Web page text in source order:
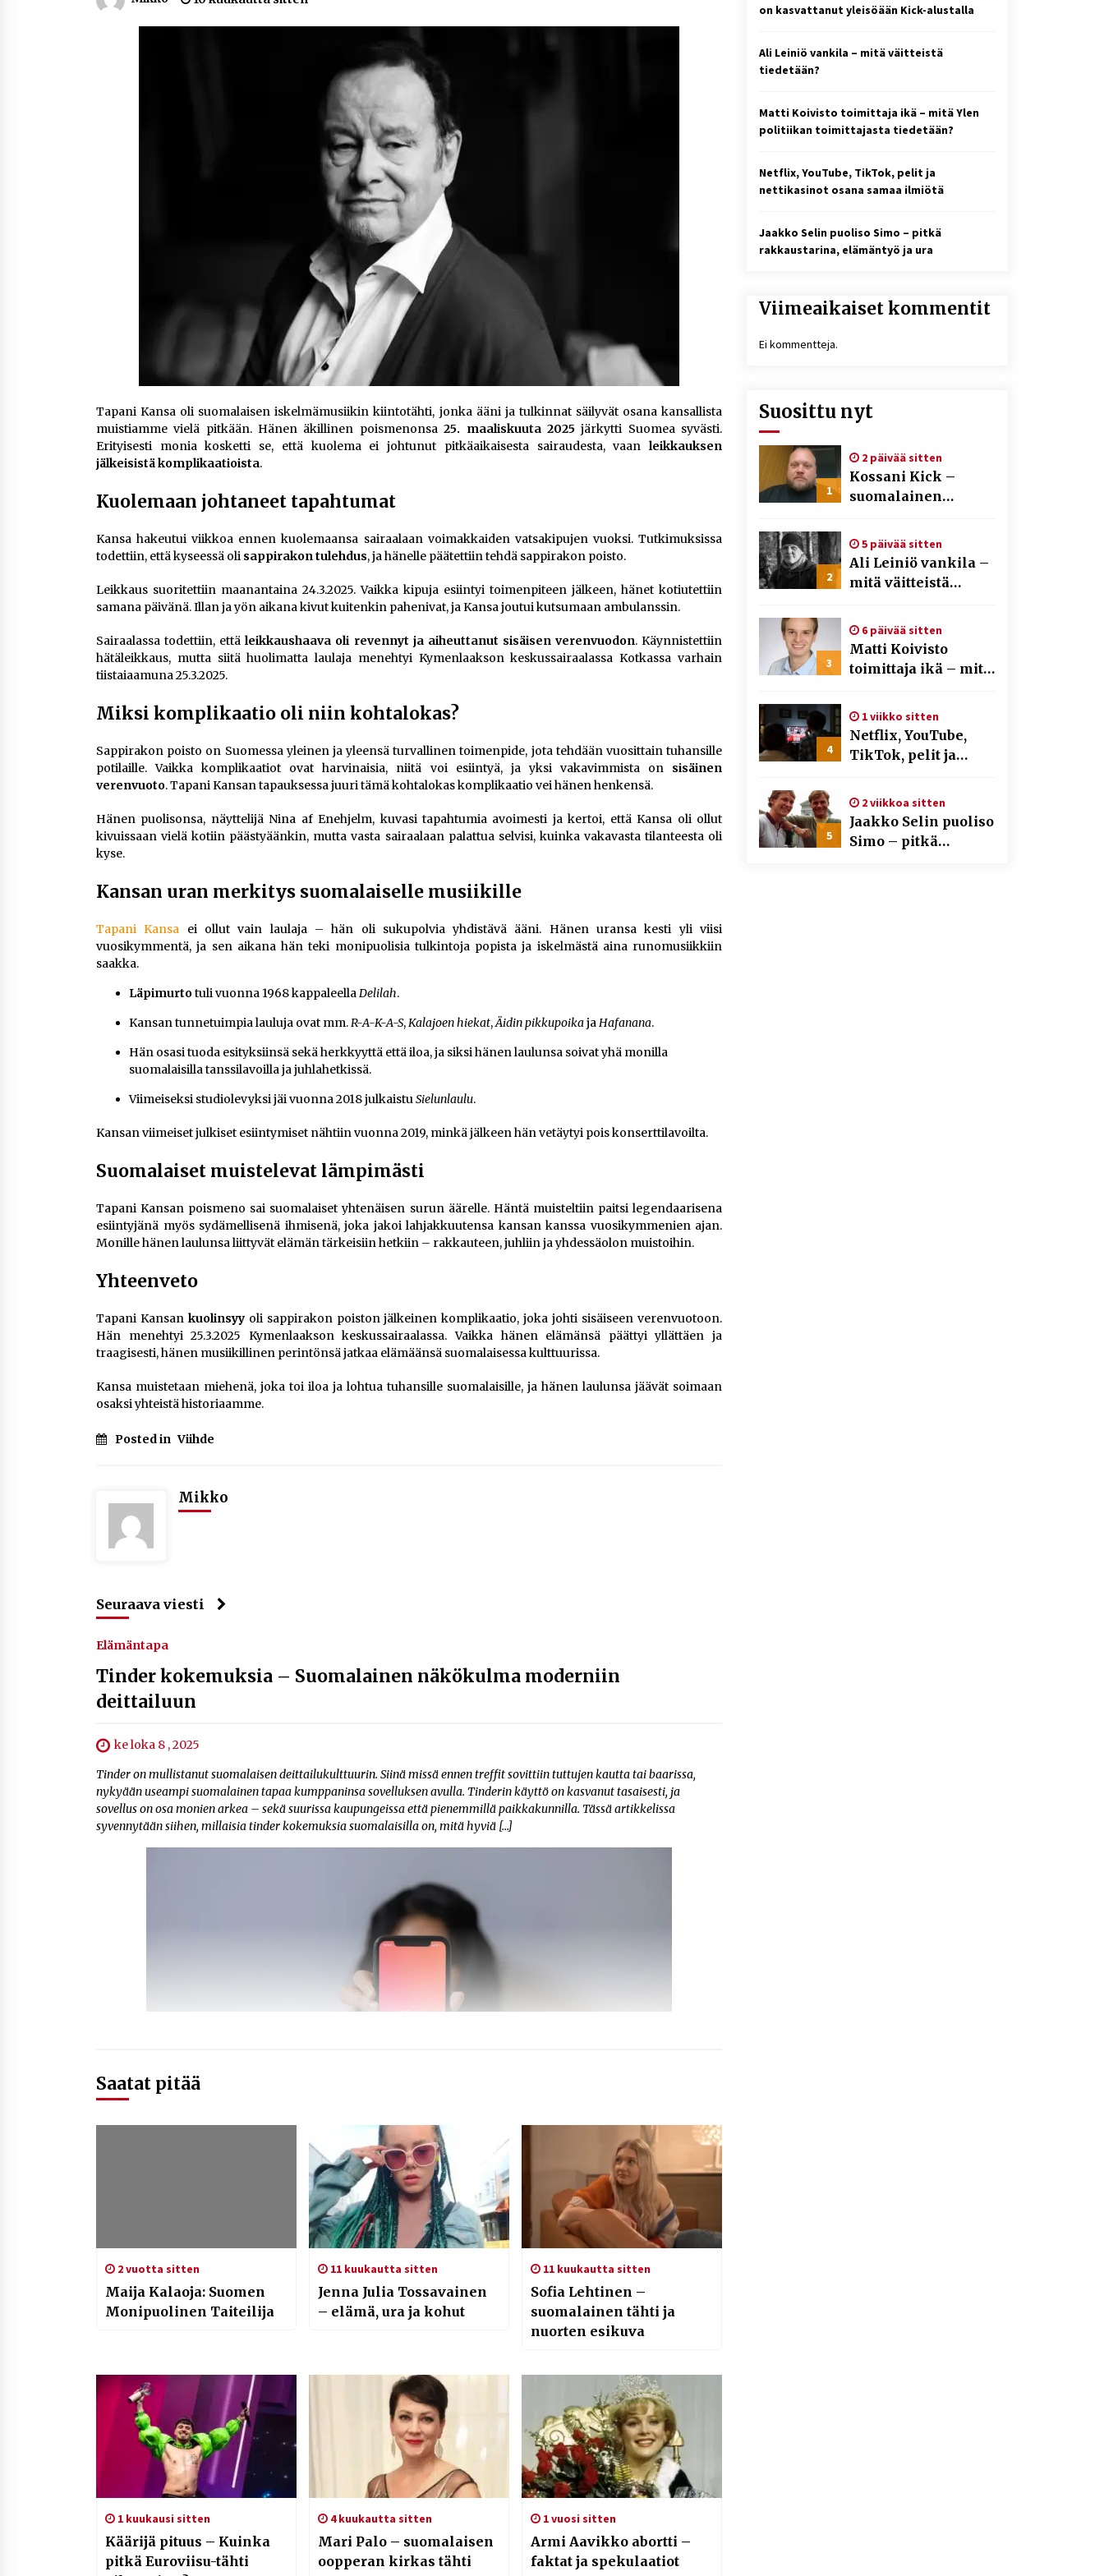
2 viikkoa sitten
mobiilipelialustojen kehitys –
Uutisankkuri Jan Andersson vaimo
10 euron talletuskasinot ja
pikamaksut: mitä suomalaisten
Tapani Kansa oli suomalaisen iskelmämusiikin kiintotähti, jonka ääni ja tulkinnat säilyvät osana kansallista
muistiamme vielä pitkään. Hänen äkillinen poismenonsa25. maaliskuuta 2025järkytti Suomea syvästi.
Erityisesti monia kosketti se, että kuolema ei johtunut pitkäaikaisesta sairaudesta, vaan leikkauksen
jälkeisistä komplikaatioista.
Kuolemaan johtaneet tapahtumat
Kansa hakeutui viikkoa ennen kuolemaansa sairaalaan voimakkaiden vatsakipujen vuoksi. Tutkimuksissa
todettiin, että kyseessä oli sappirakon tulehdus, ja hänelle päätettiin tehdä sappirakon poisto.
Leikkaus suoritettiin maanantaina 24.3.2025. Vaikka kipuja esiintyi toimenpiteen jälkeen, hänet kotiutettiin
samana päivänä. Illan ja yön aikana kivut kuitenkin pahenivat, ja Kansa joutui kutsumaan ambulanssin.
Sairaalassa todettiin, ettäleikkaushaava oli revennyt ja aiheuttanut sisäisen verenvuodon. Käynnistettiin
hätäleikkaus, mutta siitä huolimatta laulaja menehtyi Kymenlaakson keskussairaalassa Kotkassa varhain
tiistaiaamuna 25.3.2025.
Miksi komplikaatio oli niin kohtalokas?
Sappirakon poisto on Suomessa yleinen ja yleensä turvallinen toimenpide, jota tehdään vuosittain tuhansille
potilaille. Vaikka komplikaatiot ovat harvinaisia, niitä voi esiintyä, ja yksi vakavimmista on sisäinen
verenvuoto. Tapani Kansan tapauksessa juuri tämä kohtalokas komplikaatio vei hänen henkensä.
Hänen puolisonsa, näyttelijä Nina af Enehjelm, kuvasi tapahtumia avoimesti ja kertoi, että Kansa oli ollut
kivuissaan vielä kotiin päästyäänkin, mutta vasta sairaalaan palattua selvisi, kuinka vakavasta tilanteesta oli
kyse.
Kansan uran merkitys suomalaiselle musiikille
Tapani Kansa ei ollut vain laulaja – hän oli sukupolvia yhdistävä ääni. Hänen uransa kesti yli viisi
vuosikymmentä, ja sen aikana hän teki monipuolisia tulkintoja popista ja iskelmästä aina runomusiikkiin
saakka.
Läpimurtotuli vuonna 1968 kappaleellaDelilah.
Kansan tunnetuimpia lauluja ovat mm.R-A-K-A-S,Kalajoen hiekat,Äidin pikkupoikajaHafanana.
Hän osasi tuoda esityksiinsä sekä herkkyyttä että iloa, ja siksi hänen laulunsa soivat yhä monilla
suomalaisilla tanssilavoilla ja juhlahetkissä.
Viimeiseksi studiolevyksi jäi vuonna 2018 julkaistuSielunlaulu.
Kansan viimeiset julkiset esiintymiset nähtiin vuonna 2019, minkä jälkeen hän vetäytyi pois konserttilavoilta.
Suomalaiset muistelevat lämpimästi
Tapani Kansan poismeno sai suomalaiset yhtenäisen surun äärelle. Häntä muisteltiin paitsi legendaarisena
esiintyjänä myös sydämellisenä ihmisenä, joka jakoi lahjakkuutensa kansan kanssa vuosikymmenien ajan.
Monille hänen laulunsa liittyvät elämän tärkeisiin hetkiin – rakkauteen, juhliin ja yhdessäolon muistoihin.
Yhteenveto
Tapani Kansan kuolinsyyoli sappirakon poiston jälkeinen komplikaatio, joka johti sisäiseen verenvuotoon.
Hän menehtyi 25.3.2025 Kymenlaakson keskussairaalassa. Vaikka hänen elämänsä päättyi yllättäen ja
traagisesti, hänen musiikillinen perintönsä jatkaa elämäänsä suomalaisessa kulttuurissa.
Kansa muistetaan miehenä, joka toi iloa ja lohtua tuhansille suomalaisille, ja hänen laulunsa jäävät soimaan
osaksi yhteistä historiaamme.
Posted in Viihde
Mikko
Seuraava viesti
Elämäntapa
Tinder kokemuksia – Suomalainen näkökulma moderniin
deittailuun
ke loka 8 , 2025
Tinder on mullistanut suomalaisen deittailukulttuurin. Siinä missä ennen treffit sovittiin tuttujen kautta tai baarissa,
nykyään useampi suomalainen tapaa kumppaninsa sovelluksen avulla. Tinderin käyttö on kasvanut tasaisesti, ja
sovellus on osa monien arkea – sekä suurissa kaupungeissa että pienemmillä paikkakunnilla. Tässä artikkelissa
syvennytään siihen, millaisia tinder kokemuksia suomalaisilla on, mitä hyviä […]
Saatat pitää
2 vuotta sitten
Maija Kalaoja: Suomen
Monipuolinen Taiteilija
11 kuukautta sitten
Jenna Julia Tossavainen
– elämä, ura ja kohut
11 kuukautta sitten
Sofia Lehtinen –
suomalainen tähti ja
nuorten esikuva
1 kuukausi sitten
Käärijä pituus – Kuinka
pitkä Euroviisu-tähti
4 kuukautta sitten
Mari Palo – suomalaisen
oopperan kirkas tähti
1 vuosi sitten
Armi Aavikko abortti –
faktat ja spekulaatiot
on kasvattanut yleisöään Kick-alustalla
Ali Leiniö vankila – mitä väitteistä
tiedetään?
Matti Koivisto toimittaja ikä – mitä Ylen
politiikan toimittajasta tiedetään?
Netflix, YouTube, TikTok, pelit ja
nettikasinot osana samaa ilmiötä
Jaakko Selin puoliso Simo – pitkä
rakkaustarina, elämäntyö ja ura
Viimeaikaiset kommentit
Ei kommentteja.
Suosittu nyt
1
2 päivää sitten
Kossani Kick –
suomalainen
kasvattanut
yleisöään Kick-
alustalla
2
5 päivää sitten
Ali Leiniö vankila –
mitä väitteistä
3
6 päivää sitten
Matti Koivisto
toimittaja ikä – mitä
toimittajasta
tiedetään?
4
1 viikko sitten
Netflix, YouTube,
TikTok, pelit ja
samaa ilmiötä
5
2 viikkoa sitten
Jaakko Selin puoliso
Simo – pitkä